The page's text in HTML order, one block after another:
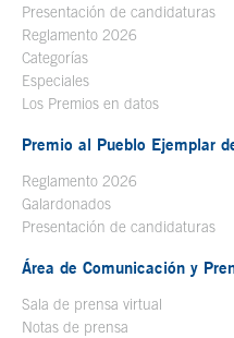
Presentación de candidaturas
Reglamento 2026
Categorías
Especiales
Los Premios en datos
Premio al Pueblo Ejemplar
Reglamento 2026
Galardonados
Presentación de candidaturas
Área de Comunicación y
Sala de prensa virtual
Notas de prensa